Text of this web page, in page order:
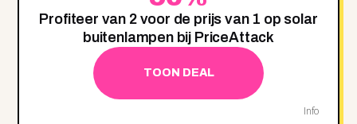
Profiteer van 2 voor de prijs van 1 op solar
buitenlampen bij PriceAttack
TOON DEAL
Info